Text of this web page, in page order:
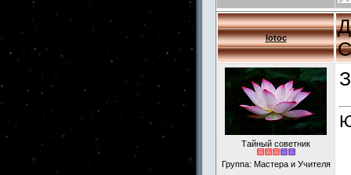
lotoc
Тайный советник
Группа: Мастера и Учителя